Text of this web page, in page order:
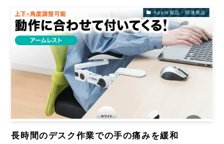
Apple製品・関連商品
長時間のデスク作業での手の痛みを緩和